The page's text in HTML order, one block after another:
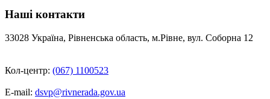
Наші контакти
33028 Україна, Рівненська область, м.Рівне, вул. Соборна 12
Кол-центр: (067) 1100523
E-mail: dsvp@rivnerada.gov.ua